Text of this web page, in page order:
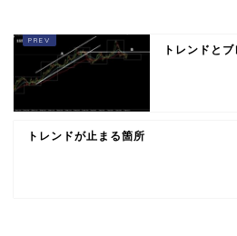
トレンドと
トレンドが止まる箇所